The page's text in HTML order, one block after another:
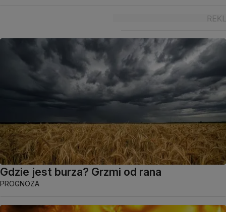
Gdzie jest burza? Grzmi od rana
PROGNOZA